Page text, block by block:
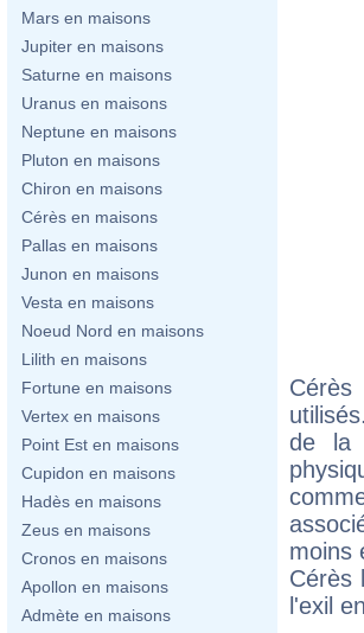
Mars en maisons
Jupiter en maisons
Saturne en maisons
Uranus en maisons
Neptune en maisons
Pluton en maisons
Chiron en maisons
Cérès en maisons
Pallas en maisons
Junon en maisons
Vesta en maisons
Noeud Nord en maisons
Lilith en maisons
Fortune en maisons
Vertex en maisons
Point Est en maisons
Cupidon en maisons
Hadès en maisons
Zeus en maisons
Cronos en maisons
Apollon en maisons
Admète en maisons
de la
moins
Cérès
l'exil